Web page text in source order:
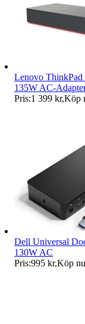
Lenovo
135W AC-
Pris:1 399 kr,Köp
Dell Universal
130W AC
Pris:995 kr,Köp nu